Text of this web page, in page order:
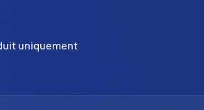
uniquement